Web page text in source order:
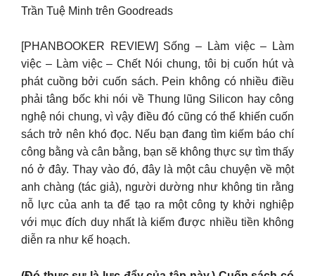
Trần Tuệ Minh trên Goodreads
[PHANBOOKER REVIEW] Sống – Làm việc – Làm
việc – Làm việc – Chết Nói chung, tôi bị cuốn hút và
phát cuồng bởi cuốn sách. Pein không có nhiều điều
phải tâng bốc khi nói về Thung lũng Silicon hay công
nghệ nói chung, vì vậy điều đó cũng có thể khiến cuốn
sách trở nên khó đọc. Nếu bạn đang tìm kiếm báo chí
công bằng và cân bằng, bạn sẽ không thực sự tìm thấy
nó ở đây. Thay vào đó, đây là một câu chuyện về một
anh chàng (tác giả), người dường như không tin rằng
nỗ lực của anh ta để tạo ra một công ty khởi nghiệp
với mục đích duy nhất là kiếm được nhiều tiền không
diễn ra như kế hoạch.